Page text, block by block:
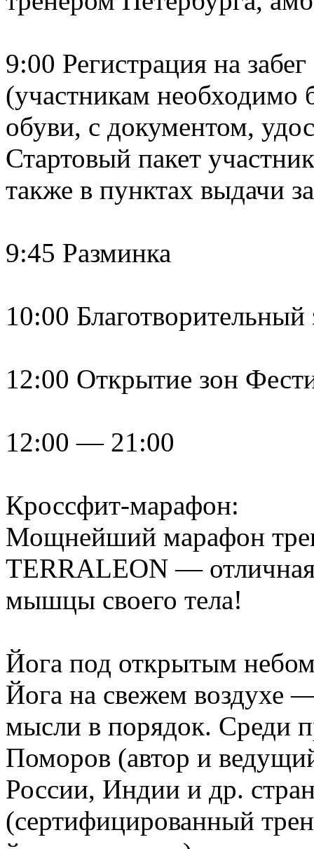
9:00 Регистрация на забег
(участникам необходимо
обуви, с документом,
Стартовый пакет
также в пунктах выдачи
9:45 Разминка
10:00
12:00 Открытие зон
12:00 — 21:00
Кроссфит-марафон:
Мощнейший марафон
TERRALEON — отличная
мышцы своего тела!
Йога под открытым
Йога на свежем воздухе
мысли в порядок. Среди
Поморов (автор и
России, Индии и др.
(сертифицированный